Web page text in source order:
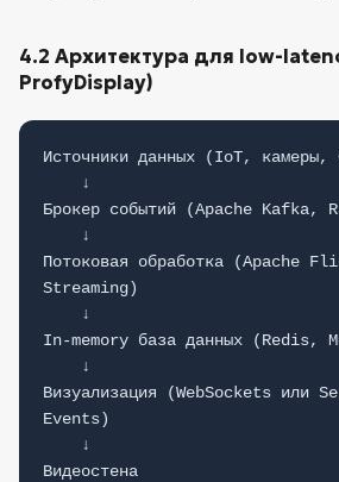
4.2 Архитектура для low-
ProfyDisplay)
Источники данных (IoT, камеры,
↓
Брокер событий (Apache Kafka,
↓
Потоковая обработка (Apache
Streaming)
↓
In-memory база данных (Redis,
↓
Визуализация (WebSockets или
Events)
↓
Видеостена